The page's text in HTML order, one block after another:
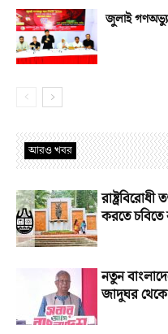
জুলাই
আরও খবর
করতে
নতুন
জাদুঘর